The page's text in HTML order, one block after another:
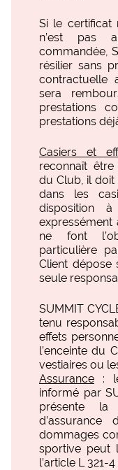
Si le certificat
n’est pas
commandée,
résilier sans
contractuelle
sera
prestations
prestations
Casiers et
reconnaît être
du Club, il doit
dans les
disposition
expressément
ne font
particulière
Client dépose
seule
SUMMIT
tenu
effets
l’enceinte du
vestiaires ou
Assurance :
informé par
présente la
dommages
sportive peut
l’article L 321-